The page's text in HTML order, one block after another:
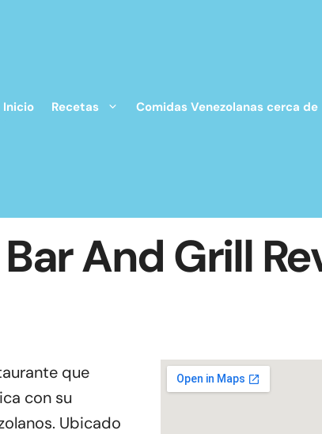
Inicio Recetas Comidas Venezolanas cerca de
And Grill
que
con su
Ubicado